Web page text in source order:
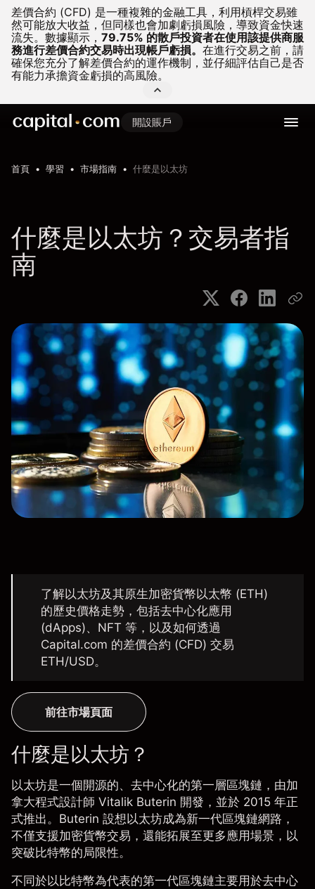
差價合約 (CFD) 是一種複雜的金融工具，利用槓桿交易雖
然可能放大收益，但同樣也會加劇虧損風險，導致資金快速
流失。 數據顯示， 79.75% 的散戶投資者在使用該提供商服
務進行差價合約交易時出現帳戶虧損。 在進行交易之前，請
確保您充分了解差價合約的運作機制，並仔細評估自己是否
有能力承擔資金虧損的高風險。
開設賬戶
首頁 學習 市場指南 什麼是以太坊
什麼是以太坊？交易者指
南
了解以太坊及其原生加密貨幣以太幣 (ETH)
的歷史價格走勢，包括去中心化應用
(dApps)、NFT 等，以及如何透過
Capital.com 的差價合約 (CFD) 交易
ETH/USD。
前往市場頁面
什麼是以太坊？
以太坊是一個開源的、去中心化的第一層區塊鏈，由加
拿大程式設計師 Vitalik Buterin 開發，並於 2015 年正
式推出。Buterin 設想以太坊成為新一代區塊鏈網路，
不僅支援加密貨幣交易，還能拓展至更多應用場景，以
突破比特幣的局限性。
不同於以比特幣為代表的第一代區塊鏈主要用於去中心